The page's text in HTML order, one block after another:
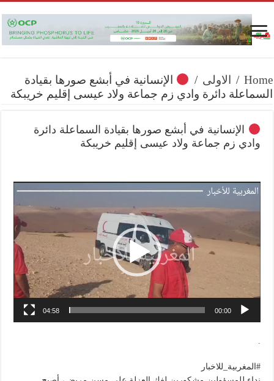
Home
/ الاولى /
الإنسانية في أبشع صورها بقيادة
السماعلة دائرة وادي زم جماعة ولاد عيسى إقليم خريبكة
الإنسانية في أبشع صورها بقيادة السماعلة دائرة
وادي زم جماعة ولاد عيسى إقليم خريبكة
00:00
04:58
.
#المغربية_للاخبار